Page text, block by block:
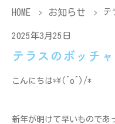
HOME お知らせ テ
2025年3月25日
テラスのボッチ
こんにちは*\(^o^)/*
新年が明けて早いものであ